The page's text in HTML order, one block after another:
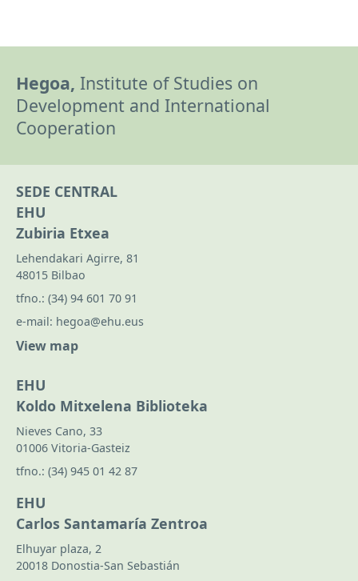
Hegoa, Institute of Studies on
Development and International
Cooperation
SEDE CENTRAL
EHU
Zubiria Etxea
Lehendakari Agirre, 81
48015 Bilbao
tfno.: (34) 94 601 70 91
e-mail: hegoa@ehu.eus
View map
EHU
Koldo Mitxelena Biblioteka
Nieves Cano, 33
01006 Vitoria-Gasteiz
tfno.: (34) 945 01 42 87
EHU
Carlos Santamaría Zentroa
Elhuyar plaza, 2
20018 Donostia-San Sebastián